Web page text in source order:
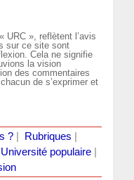
URC », reflètent l’avis
sur ce site sont
Cela ne signifie
la vision
des commentaires
de s’exprimer et
?| Rubriques
populaire